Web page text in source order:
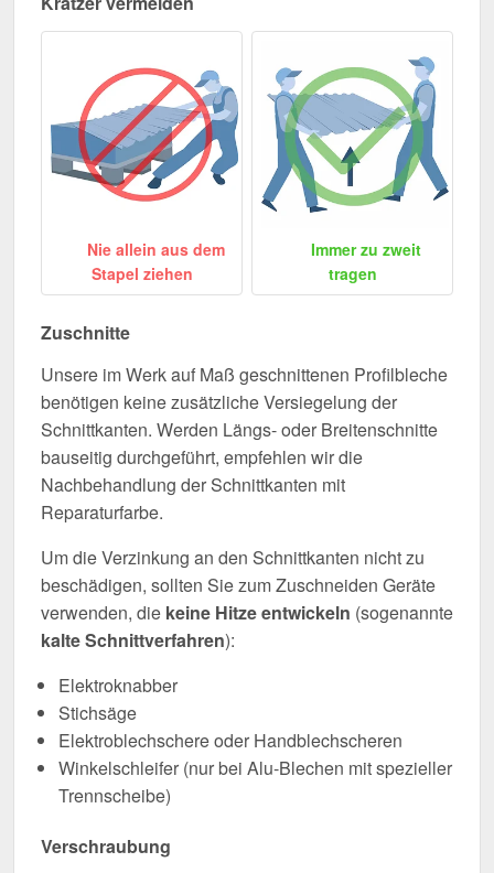
Nie allein aus dem
Stapel ziehen
Immer zu zweit
tragen
Zuschnitte
Unsere im Werk auf Maß geschnittenen Profilbleche
benötigen keine zusätzliche Versiegelung der
Schnittkanten. Werden Längs- oder Breitenschnitte
bauseitig durchgeführt, empfehlen wir die
Nachbehandlung der Schnittkanten mit
Reparaturfarbe.
Um die Verzinkung an den Schnittkanten nicht zu
beschädigen, sollten Sie zum Zuschneiden Geräte
verwenden, die keine Hitze entwickeln (sogenannte
kalte Schnittverfahren):
Elektroknabber
Stichsäge
Elektroblechschere oder Handblechscheren
Winkelschleifer (nur bei Alu-Blechen mit spezieller
Trennscheibe)
Verschraubung